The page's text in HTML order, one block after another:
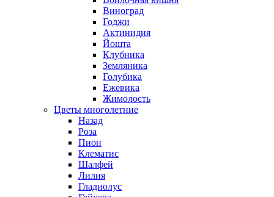
Виноград
Годжи
Актинидия
Йошта
Клубника
Земляника
Голубика
Ежевика
Жимолость
Цветы многолетние
Назад
Роза
Пион
Клематис
Шалфей
Лилия
Гладиолус